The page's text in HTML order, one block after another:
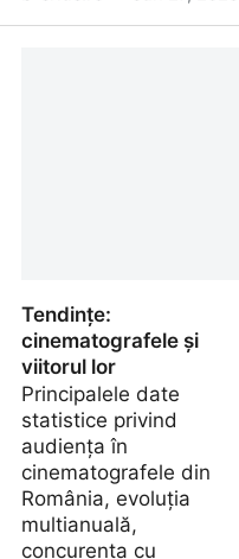
Tendințe:
cinematografele și
viitorul lor
Principalele date
statistice privind
audiența în
cinematografele din
România, evoluția
multianuală,
concurența cu